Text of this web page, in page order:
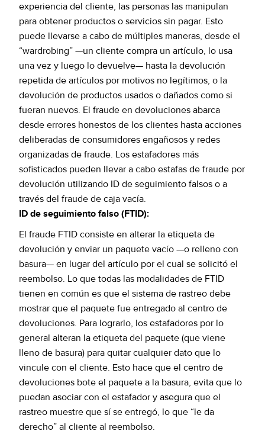
experiencia del cliente, las personas las manipulan
para obtener productos o servicios sin pagar. Esto
puede llevarse a cabo de múltiples maneras, desde el
“wardrobing” —un cliente compra un artículo, lo usa
una vez y luego lo devuelve— hasta la devolución
repetida de artículos por motivos no legítimos, o la
devolución de productos usados o dañados como si
fueran nuevos. El fraude en devoluciones abarca
desde errores honestos de los clientes hasta acciones
deliberadas de consumidores engañosos y redes
organizadas de fraude. Los estafadores más
sofisticados pueden llevar a cabo estafas de fraude por
devolución utilizando ID de seguimiento falsos o a
través del fraude de caja vacía.
ID de seguimiento falso (FTID):
El fraude FTID consiste en alterar la etiqueta de
devolución y enviar un paquete vacío —o relleno con
basura— en lugar del artículo por el cual se solicitó el
reembolso. Lo que todas las modalidades de FTID
tienen en común es que el sistema de rastreo debe
mostrar que el paquete fue entregado al centro de
devoluciones. Para lograrlo, los estafadores por lo
general alteran la etiqueta del paquete (que viene
lleno de basura) para quitar cualquier dato que lo
vincule con el cliente. Esto hace que el centro de
devoluciones bote el paquete a la basura, evita que lo
puedan asociar con el estafador y asegura que el
rastreo muestre que sí se entregó, lo que “le da
derecho” al cliente al reembolso.